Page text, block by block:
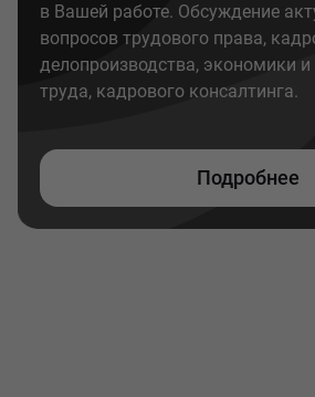
в Вашей работе. Обсуждение
вопросов трудового права,
делопроизводства, экономики и
труда, кадрового консалтинга.
Подробнее